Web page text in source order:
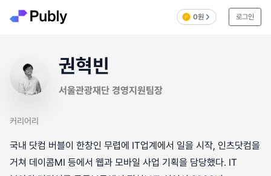
0원 로그인
권혁빈
서울관광재단 경영지원팀장
커리어리
국내 닷컴 버블이 한창인 무렵에 IT업계에서 일을 시작, 인츠닷컴을
거쳐 데이콤MI 등에서 웹과 모바일 사업 기획을 담당했다. IT